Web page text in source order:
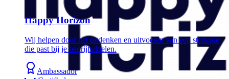
Happy Horizon
Wij helpen door het uitdenken en uitvoeren van een strategie
die past bij je bedrijfsdoelen.
Ambassador